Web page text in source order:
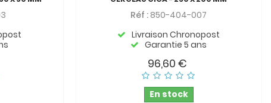
Réf : 850-404-007
Livraison Chronopost
Garantie 5 ans
96,60 €
En stock